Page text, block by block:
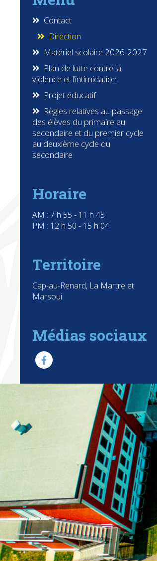
Contact
Direction
Matériel scolaire 2026-2027
Plan de lutte contre la
violence et l’intimidation
Projet éducatif
Règles relatives au passage
des élèves du primaire au
secondaire et du premier cycle
au deuxième cycle du
secondaire
Horaire
AM : 7 h 55 - 11 h 45
PM : 12 h 50 - 15 h 04
Territoire
Cap-au-Renard, La Martre et
Marsoui
Médias sociaux